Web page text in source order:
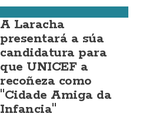
A Laracha
presentará a súa
candidatura para
que UNICEF a
recoñeza como
"Cidade Amiga da
Infancia"